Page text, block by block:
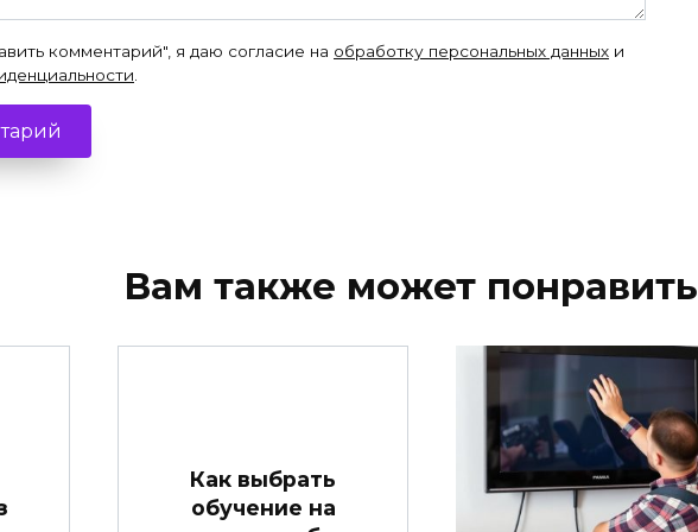
комментарий", я даю согласие на обработку персональных данных и
Вам также может
Как выбрать
обучение на